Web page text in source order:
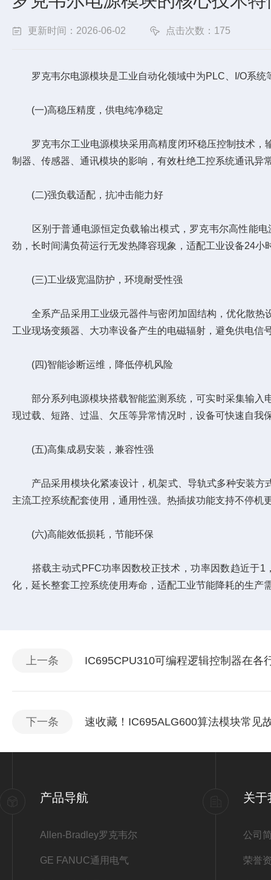
更新时间：2026-06-02 点击次数：175
罗克韦尔电源模块是工业自动化领域中为PLC、I/O系统
(一)高稳压精度，供电纯净稳定
罗克韦尔工业电源模块采用高精度闭环稳压控制技术，
制器、传感器、通讯模块的影响，有效杜绝工控系统通讯
(二)强负载适配，抗冲击能力好
区别于普通电源恒定负载输出模式，罗克韦尔高性能电
劲，长时间满负荷运行无发热降容现象，适配工业设备24小
(三)工业级宽温防护，环境耐受性强
全系产品采用工业级元器件与密闭加固结构，优化散热
工业现场变频器、大功率设备产生的电磁辐射，避免供电
(四)智能诊断运维，降低停机风险
部分系列电源模块搭载智能监测系统，可实时采集输入
现过载、短路、过温、欠压等异常情况时，设备可快速自
(五)高集成易安装，兼容性强
产品采用模块化紧凑设计，机架式、导轨式多种安装方
主流工控系统配套使用，通用性强。热插拔功能支持不停机
(六)高能效低损耗，节能环保
搭载主动式PFC功率因数校正技术，功率因数趋近于1
化，延长整套工控系统使用寿命，适配工业节能降耗的生产
上一条 IC695CPU310可编程逻辑控制器在各
下一条 速收藏！IC695ALG600算法模块常见
产品导航
Allen-Bradley罗克韦尔
GE FANUC通用电气
关于
公司
荣誉